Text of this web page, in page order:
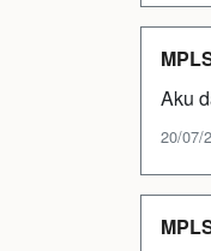
Aku
20/07/